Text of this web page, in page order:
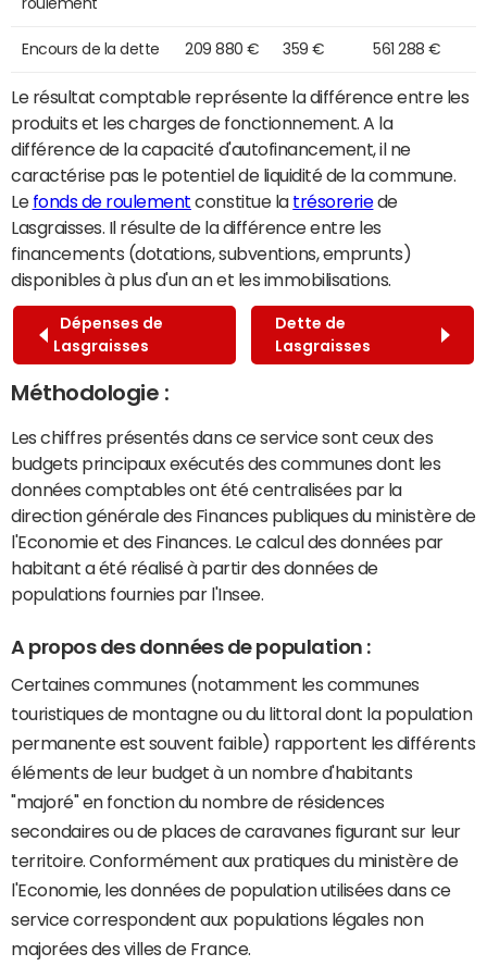
Encours de la dette 209 880 € 359 € 561 288 €
Le résultat comptable représente la différence entre les
produits et les charges de fonctionnement. A la
différence de la capacité d'autofinancement, il ne
caractérise pas le potentiel de liquidité de la commune.
Le fonds de roulement constitue la trésoreriede
Lasgraisses. Il résulte de la différence entre les
financements (dotations, subventions, emprunts)
disponibles à plus d'un an et les immobilisations.
Dépenses de
Lasgraisses
Dette de
Lasgraisses
Méthodologie :
Les chiffres présentés dans ce service sont ceux des
budgets principaux exécutés des communes dont les
données comptables ont été centralisées par la
direction générale des Finances publiques du ministère de
l'Economie et des Finances. Le calcul des données par
habitant a été réalisé à partir des données de
populations fournies par l'Insee.
A propos des données de population :
Certaines communes (notamment les communes
touristiques de montagne ou du littoral dont la population
permanente est souvent faible) rapportent les différents
éléments de leur budget à un nombre d'habitants
"majoré" en fonction du nombre de résidences
secondaires ou de places de caravanes figurant sur leur
territoire. Conformément aux pratiques du ministère de
l'Economie, les données de population utilisées dans ce
service correspondent aux populations légales non
majorées des villes de France.